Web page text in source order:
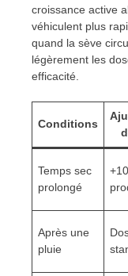
croissance active
véhiculent plus
quand la sève
légèrement les
efficacité.
Conditions
Temps sec
prolongé
Après une
pluie